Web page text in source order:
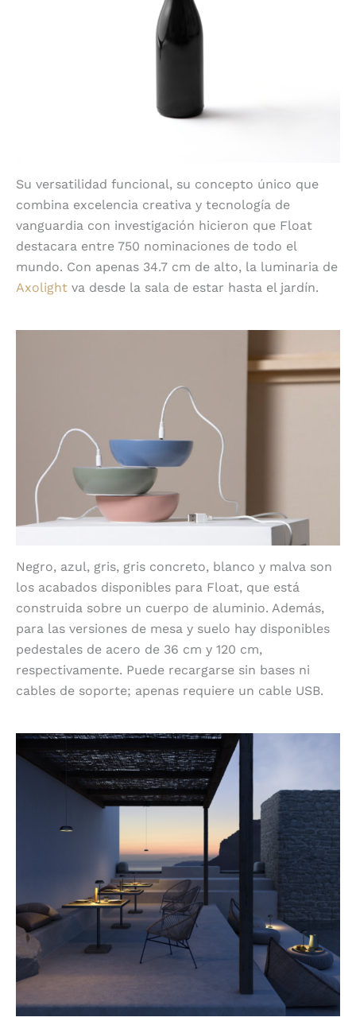
Su versatilidad funcional, su concepto único que
combina excelencia creativa y tecnología de
vanguardia con investigación hicieron que Float
destacara entre 750 nominaciones de todo el
mundo. Con apenas 34.7 cm de alto, la luminaria de
Axolight va desde la sala de estar hasta el jardín.
Negro, azul, gris, gris concreto, blanco y malva son
los acabados disponibles para Float, que está
construida sobre un cuerpo de aluminio. Además,
para las versiones de mesa y suelo hay disponibles
pedestales de acero de 36 cm y 120 cm,
respectivamente. Puede recargarse sin bases ni
cables de soporte; apenas requiere un cable USB.